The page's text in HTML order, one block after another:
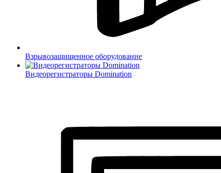
Взрывозащищенное оборудование
Видеорегистраторы Domination